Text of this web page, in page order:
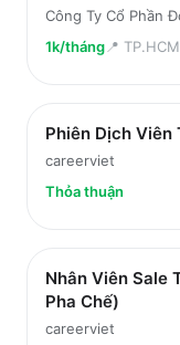
Công Ty Cổ Phần
1k/tháng📍 TP.HCM
Phiên Dịch Viên
careerviet
Thỏa thuận
Nhân Viên Sale
Pha Chế)
careerviet